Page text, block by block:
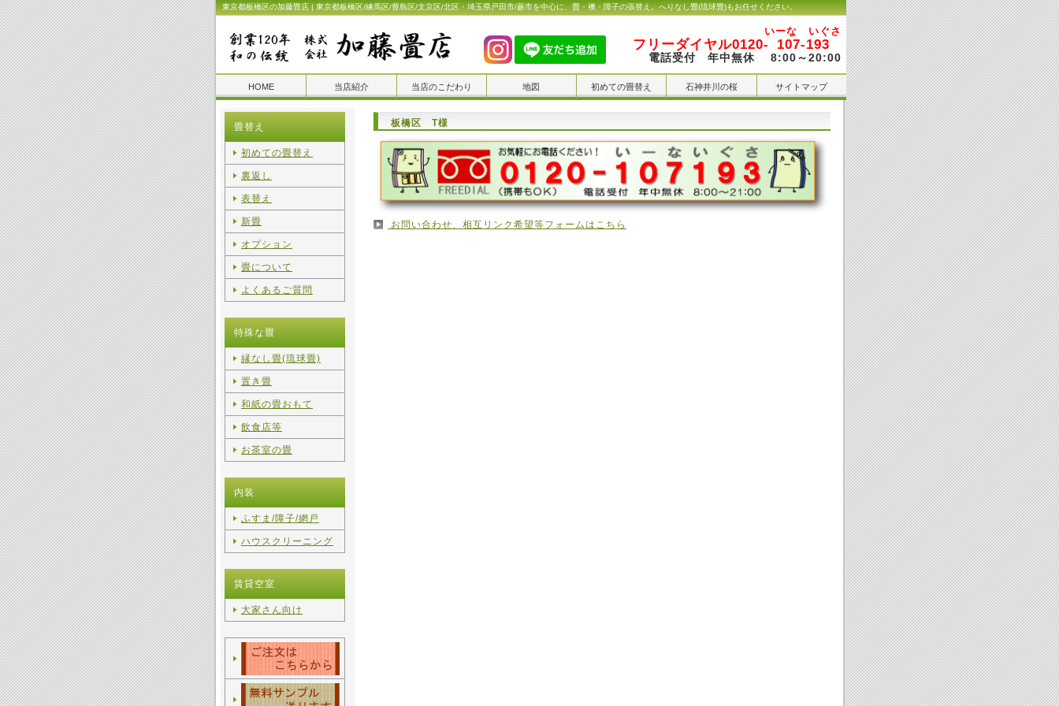
東京都板橋区の加藤畳店 | 東京都板橋区/練馬区/豊島区/文京区/北区・埼玉県戸田市/蕨市を中心に、畳・襖・障子の張替え。へりなし畳(琉球畳)もお任せください。
フリーダイヤル0120- 107-193
いーな いぐさ
電話受付 年中無休 8:00～20:00
HOME 当店紹介 当店のこだわり 地図 初めての畳替え 石神井川の桜 サイトマップ
板橋区 T様
お問い合わせ、相互リンク希望等フォームはこちら
畳替え
初めての畳替え
裏返し
表替え
新畳
オプション
畳について
よくあるご質問
特殊な畳
縁なし畳(琉球畳)
置き畳
和紙の畳おもて
飲食店等
お茶室の畳
内装
ふすま/障子/網戸
ハウスクリーニング
賃貸空室
大家さん向け